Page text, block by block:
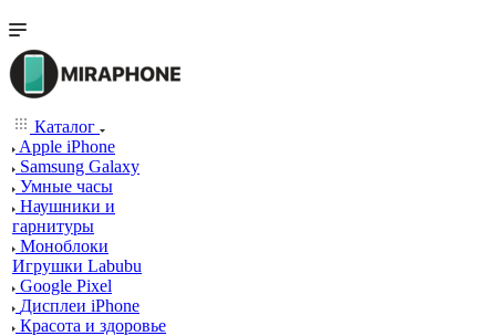
Каталог
Apple iPhone
Samsung Galaxy
Умные часы
Наушники и
гарнитуры
Моноблоки
Игрушки Labubu
Google Pixel
Дисплеи iPhone
Красота и здоровье